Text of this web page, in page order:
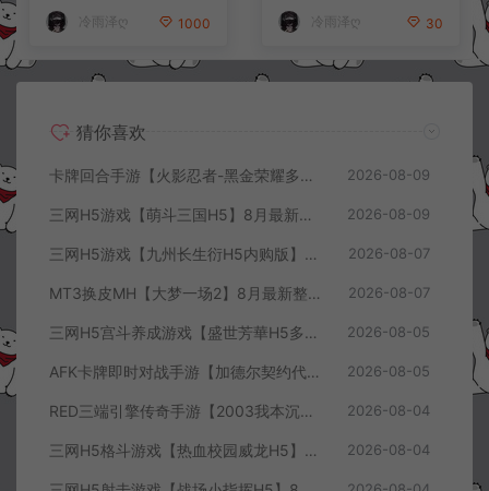
冷雨泽ღ 1000 冷雨泽ღ 30
猜你喜欢
卡牌回合手游【火影忍者-黑金荣耀多区跨服平台币内购版】8月最新整理Linux手工服务端+CDK授权后台+安卓+详细搭建教程+视频教程 2026-08-09
三网H5游戏【萌斗三国H5】8月最新整理Win一键服务端+GM充值后台+简易安卓客户端+详细搭建教程+视频教程 2026-08-09
三网H5游戏【九州长生衍H5内购版】8月最新整理Linux手工服务端+管理后台+GM授权后台+简易安卓客户端+详细搭建教程+视频教程 2026-08-07
MT3换皮MH【大梦一场2】8月最新整理Linux手工服务端+源码+管理后台+安卓苹果双端+详细搭建教程+视频教程 2026-08-07
三网H5宫斗养成游戏【盛世芳華H5多区跨服代金券内购优化版】8月最新整理Linux手工服务端+CDK授权后台+全资源安卓+详细搭建教程+视频教程 2026-08-05
AFK卡牌即时对战手游【加德尔契约代金券内购修复版】8月最新整理Linux手工服务端+前后端全套源码+CDK授权后台+安卓苹果双端+详细搭建教程+视频教程 2026-08-05
RED三端引擎传奇手游【2003我本沉默三职业】8月最新整理Win一键服务端+PC安卓+详细搭建教程 2026-08-04
三网H5格斗游戏【热血校园威龙H5】8月最新整理Linux手工服务端+Win一键服务端+解压即玩+简易安卓客户端+详细搭建教程 2026-08-04